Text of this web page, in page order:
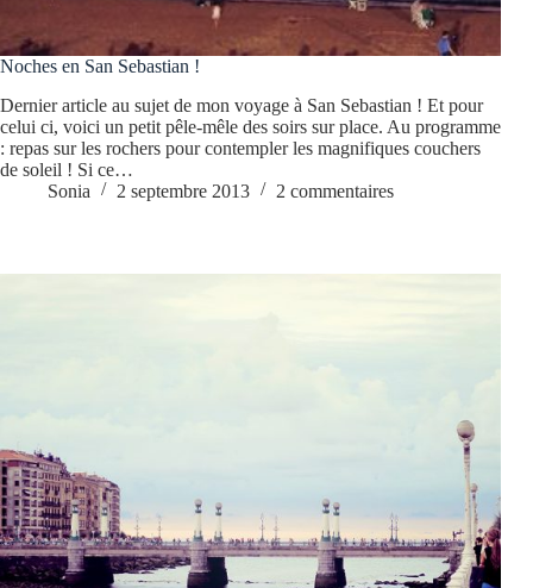
Noches en San Sebastian !
Dernier article au sujet de mon voyage à San Sebastian ! Et pour
celui ci, voici un petit pêle-mêle des soirs sur place. Au programme
: repas sur les rochers pour contempler les magnifiques couchers
de soleil ! Si ce…
Sonia
2 septembre 2013 2 commentaires